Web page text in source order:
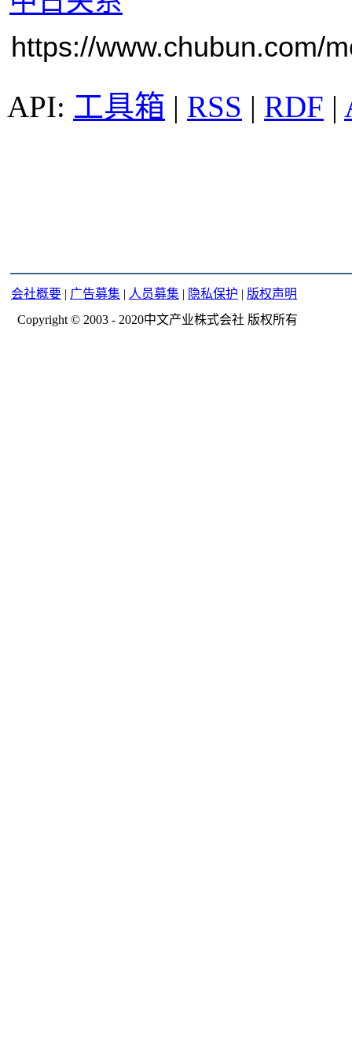
https://www.chubun.com/
工具箱 | RSS | RDF |
会社概要 | 广告募集 | 人员募集 | 隐私保护 | 版权声明
Copyright © 2003 - 2020中文产业株式会社 版权所有